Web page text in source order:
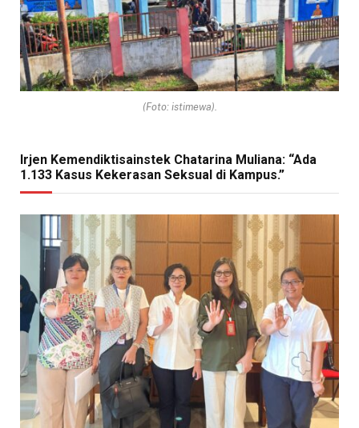
(Foto: istimewa).
Irjen Kemendiktisainstek Chatarina Muliana: “Ada
1.133 Kasus Kekerasan Seksual di Kampus.”